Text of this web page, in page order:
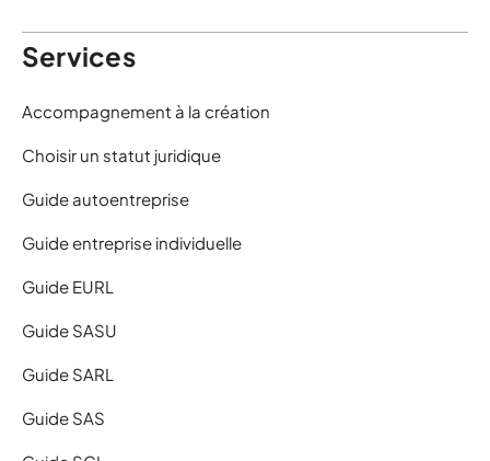
Services
Accompagnement à la création
Choisir un statut juridique
Guide autoentreprise
Guide entreprise individuelle
Guide EURL
Guide SASU
Guide SARL
Guide SAS